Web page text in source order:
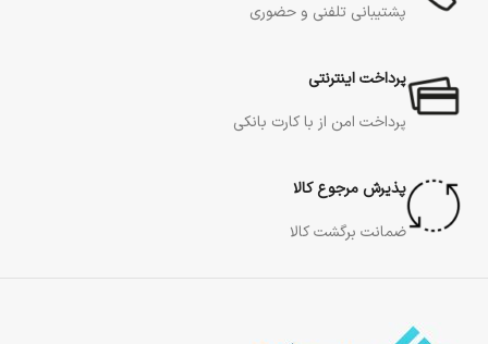
پشتیبانی تلفنی و حضوری
پرداخت اینترنتی
پرداخت امن از با کارت بانکی
پذیرش مرجوع کالا
ضمانت برگشت کالا